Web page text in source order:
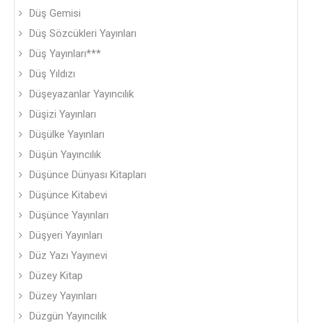
Düş Gemisi
Düş Sözcükleri Yayınları
Düş Yayınları***
Düş Yıldızı
Düşeyazanlar Yayıncılık
Düşizi Yayınları
Düşülke Yayınları
Düşün Yayıncılık
Düşünce Dünyası Kitapları
Düşünce Kitabevi
Düşünce Yayınları
Düşyeri Yayınları
Düz Yazı Yayınevi
Düzey Kitap
Düzey Yayınları
Düzgün Yayıncılık